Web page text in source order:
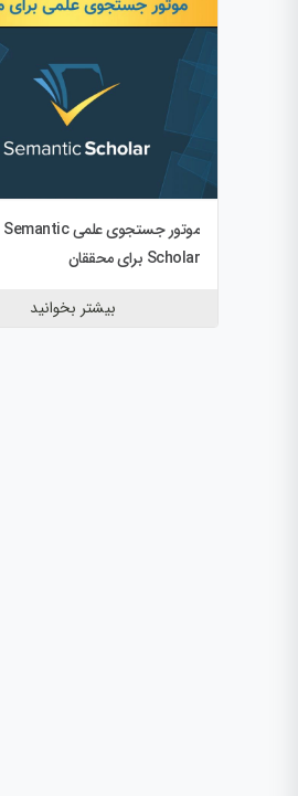
موتور جستجوی علمی Semantic
Scholar برای محققان
بیشتر بخوانید